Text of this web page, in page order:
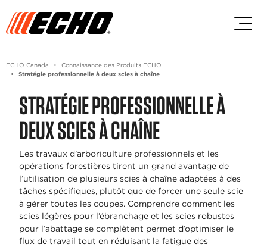
ECHO Canada
Connaissance des Produits ECHO
Stratégie professionnelle à deux scies à chaîne
STRATÉGIE PROFESSIONNELLE À
DEUX SCIES À CHAÎNE
Les travaux d’arboriculture professionnels et les
opérations forestières tirent un grand avantage de
l’utilisation de plusieurs scies à chaîne adaptées à des
tâches spécifiques, plutôt que de forcer une seule scie
à gérer toutes les coupes. Comprendre comment les
scies légères pour l’ébranchage et les scies robustes
pour l’abattage se complètent permet d’optimiser le
flux de travail tout en réduisant la fatigue des